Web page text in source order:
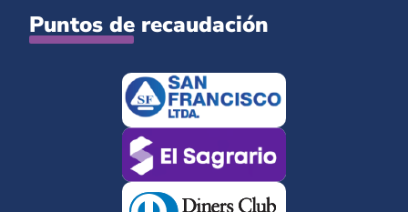
Puntos de recaudación